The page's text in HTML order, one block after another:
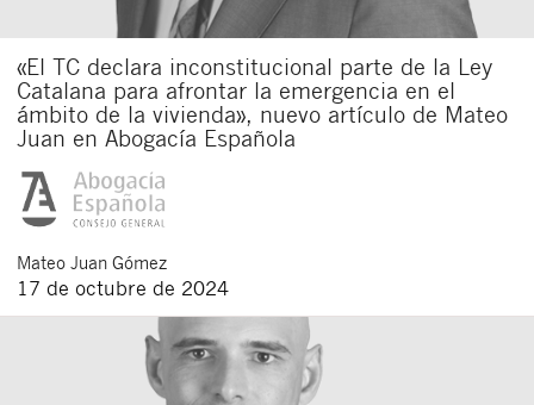
«El TC declara inconstitucional parte de la Ley
Catalana para afrontar la emergencia en el
ámbito de la vivienda», nuevo artículo de Mateo
Juan en Abogacía Española
Mateo Juan Gómez
17 de octubre de 2024